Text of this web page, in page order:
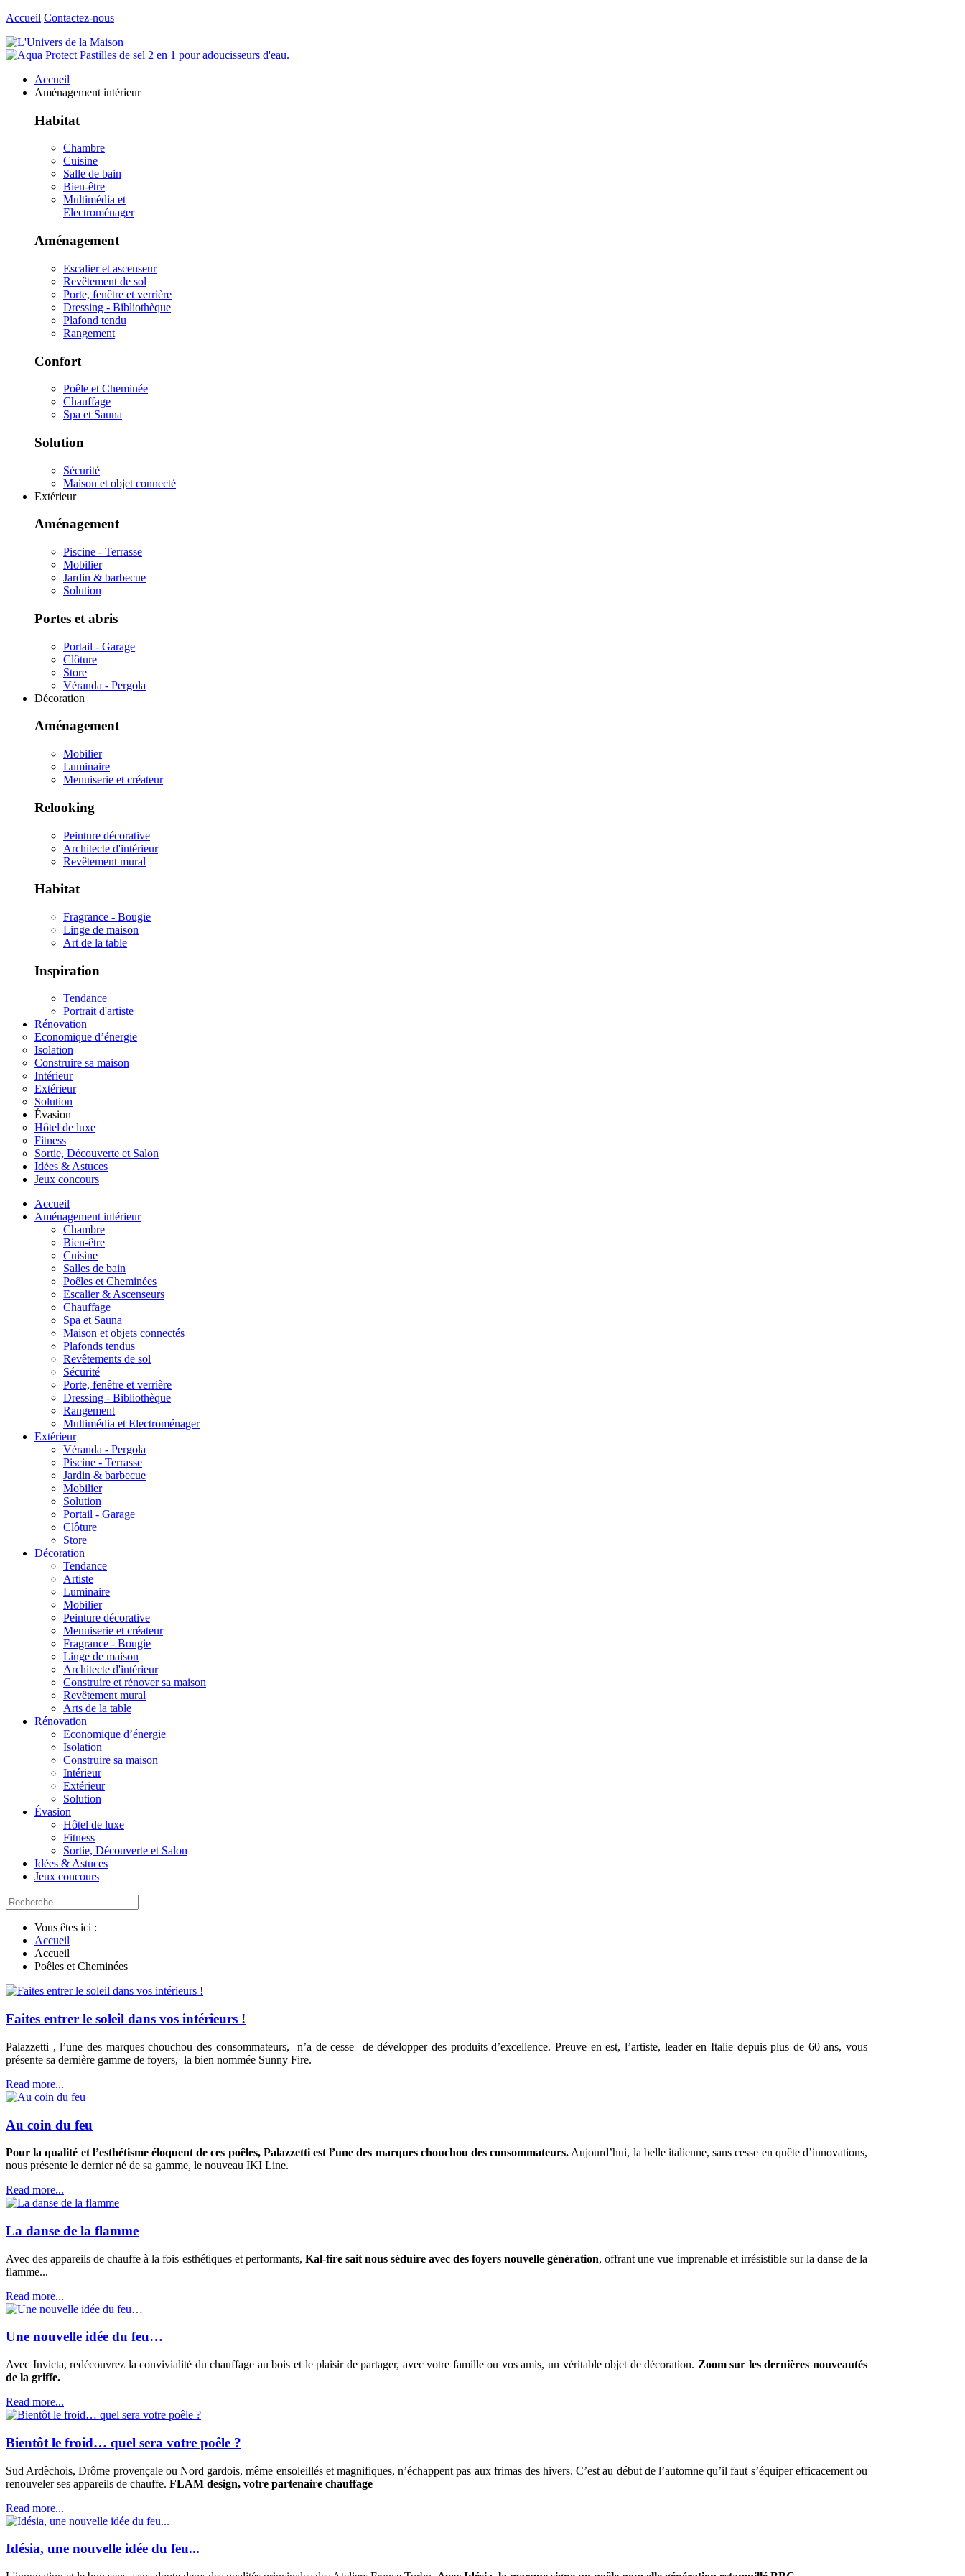
Accueil Contactez-nous
Accueil
Aménagement intérieur
Habitat
Chambre
Cuisine
Salle de bain
Bien-être
Multimédia et
Electroménager
Aménagement
Escalier et ascenseur
Revêtement de sol
Porte, fenêtre et verrière
Dressing - Bibliothèque
Plafond tendu
Rangement
Confort
Poêle et Cheminée
Chauffage
Spa et Sauna
Solution
Sécurité
Maison et objet connecté
Extérieur
Aménagement
Piscine - Terrasse
Mobilier
Jardin & barbecue
Solution
Portes et abris
Portail - Garage
Clôture
Store
Véranda - Pergola
Décoration
Aménagement
Mobilier
Luminaire
Menuiserie et créateur
Relooking
Peinture décorative
Architecte d'intérieur
Revêtement mural
Habitat
Fragrance - Bougie
Linge de maison
Art de la table
Inspiration
Tendance
Portrait d'artiste
Rénovation
Economique d’énergie
Isolation
Construire sa maison
Intérieur
Extérieur
Solution
Évasion
Hôtel de luxe
Fitness
Sortie, Découverte et Salon
Idées & Astuces
Jeux concours
Accueil
Aménagement intérieur
Chambre
Bien-être
Cuisine
Salles de bain
Poêles et Cheminées
Escalier & Ascenseurs
Chauffage
Spa et Sauna
Maison et objets connectés
Plafonds tendus
Revêtements de sol
Sécurité
Porte, fenêtre et verrière
Dressing - Bibliothèque
Rangement
Multimédia et Electroménager
Extérieur
Véranda - Pergola
Piscine - Terrasse
Jardin & barbecue
Mobilier
Solution
Portail - Garage
Clôture
Store
Décoration
Tendance
Artiste
Luminaire
Mobilier
Peinture décorative
Menuiserie et créateur
Fragrance - Bougie
Linge de maison
Architecte d'intérieur
Construire et rénover sa maison
Revêtement mural
Arts de la table
Rénovation
Economique d’énergie
Isolation
Construire sa maison
Intérieur
Extérieur
Solution
Évasion
Hôtel de luxe
Fitness
Sortie, Découverte et Salon
Idées & Astuces
Jeux concours
Vous êtes ici :
Accueil
Accueil
Poêles et Cheminées
Faites entrer le soleil dans vos intérieurs !
Palazzetti , l’une des marques chouchou des consommateurs, n’a de cesse de développer des produits d’excellence. Preuve en est, l’artiste, leader en Italie depuis plus de 60 ans, vous
présente sa dernière gamme de foyers, la bien nommée Sunny Fire.
Read more...
Au coin du feu
Pour la qualité et l’esthétisme éloquent de ces poêles, Palazzetti est l’une des marques chouchou des consommateurs. Aujourd’hui, la belle italienne, sans cesse en quête d’innovations,
nous présente le dernier né de sa gamme, le nouveau IKI Line.
Read more...
La danse de la flamme
Avec des appareils de chauffe à la fois esthétiques et performants, Kal-fire sait nous séduire avec des foyers nouvelle génération, offrant une vue imprenable et irrésistible sur la danse de la
flamme...
Read more...
Une nouvelle idée du feu…
Avec Invicta, redécouvrez la convivialité du chauffage au bois et le plaisir de partager, avec votre famille ou vos amis, un véritable objet de décoration. Zoom sur les dernières nouveautés
de la griffe.
Read more...
Bientôt le froid… quel sera votre poêle ?
Sud Ardèchois, Drôme provençale ou Nord gardois, même ensoleillés et magnifiques, n’échappent pas aux frimas des hivers. C’est au début de l’automne qu’il faut s’équiper efficacement ou
renouveler ses appareils de chauffe. FLAM design, votre partenaire chauffage
Read more...
Idésia, une nouvelle idée du feu...